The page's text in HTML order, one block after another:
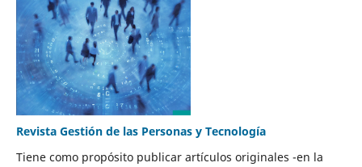
Revista Gestión de las Personas y Tecnología
Tiene como propósito publicar artículos originales -en la